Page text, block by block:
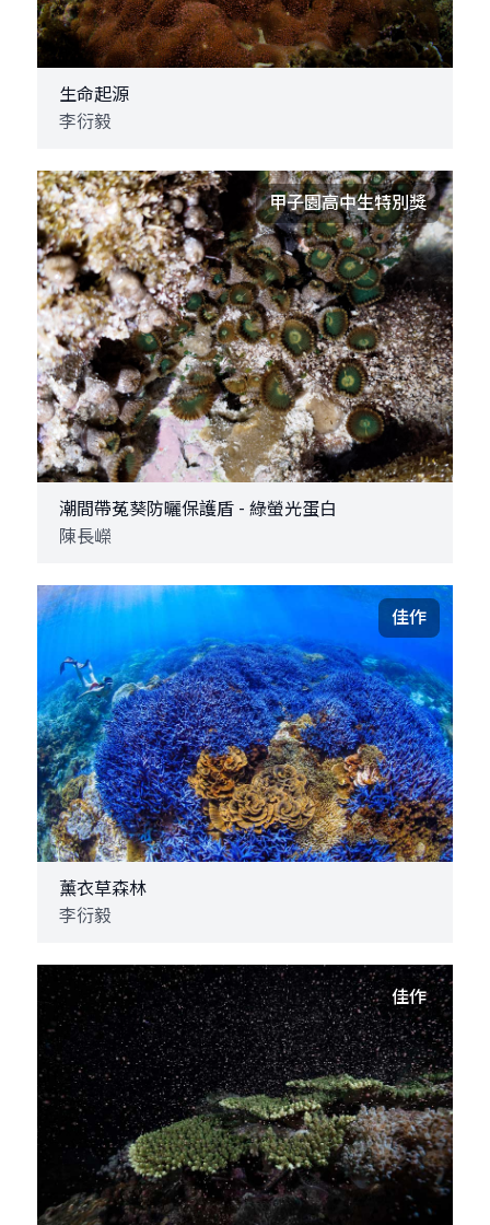
生命起源
李衍毅
甲子園高中生特別獎
潮間帶菟葵防曬保護盾 - 綠螢光蛋白
陳長嶸
佳作
薰衣草森林
李衍毅
佳作